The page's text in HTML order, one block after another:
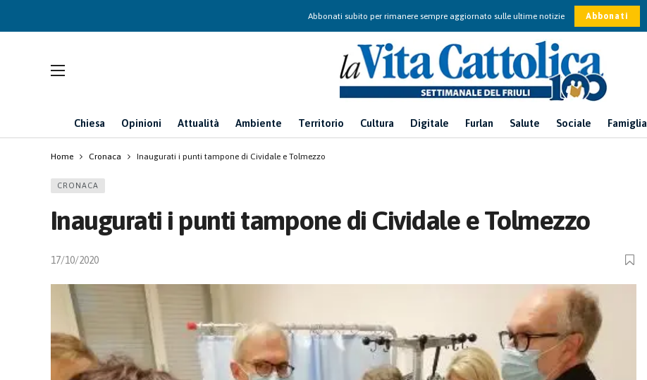
Abbonati subito per rimanere sempre aggiornato sulle ultime notizie Abbonati
Chiesa Opinioni Attualità Ambiente Territorio Cultura Digitale Furlan Salute Sociale Famiglia
Home Cronaca Inaugurati i punti tampone di Cividale e Tolmezzo
CRONACA
Inaugurati i punti tampone di Cividale e Tolmezzo
17/10/2020